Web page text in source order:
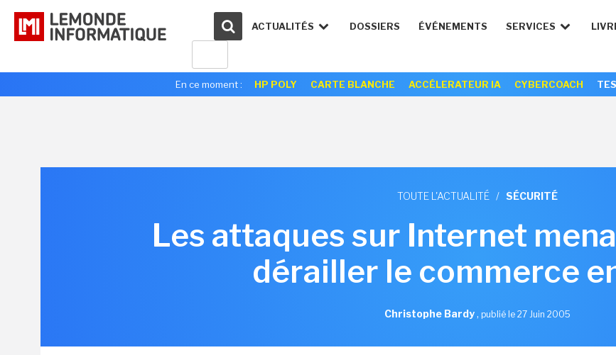
ACTUALITÉS DOSSIERS ÉVÉNEMENTS SERVICES
En ce moment : HP POLY CARTE BLANCHE ACCÉLERATEUR IA CYBERCOACH
TOUTE L'ACTUALITÉ / SÉCURITÉ
Les attaques sur Internet
dérailler le commerce
Christophe Bardy, publié le 27 Juin 2005